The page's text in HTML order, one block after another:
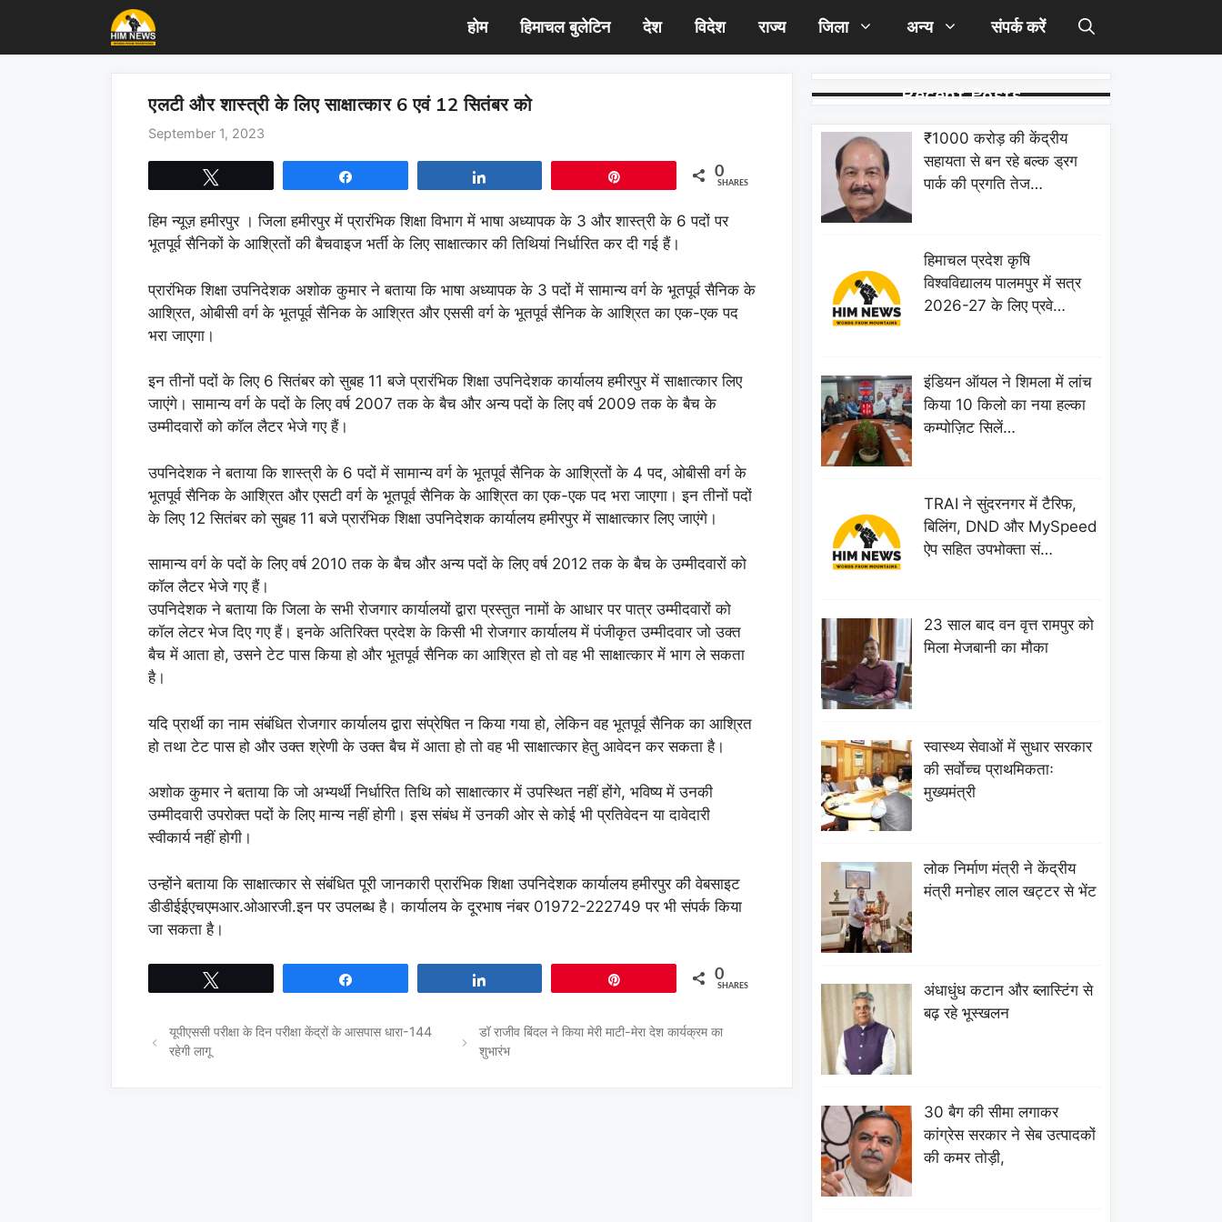
content
होम हिमाचल बुलेटिन देश विदेश राज्य जिला अन्य संपर्क करें
एलटी और शास्त्री के लिए साक्षात्कार 6 एवं 12 सितंबर को
September 1, 2023
0
SHARES
हिम न्यूज़ हमीरपुर । जिला हमीरपुर में प्रारंभिक शिक्षा विभाग में भाषा अध्यापक के 3 और शास्त्री के 6 पदों पर
भूतपूर्व सैनिकों के आश्रितों की बैचवाइज भर्ती के लिए साक्षात्कार की तिथियां निर्धारित कर दी गई हैं।
प्रारंभिक शिक्षा उपनिदेशक अशोक कुमार ने बताया कि भाषा अध्यापक के 3 पदों में सामान्य वर्ग के भूतपूर्व सैनिक के
आश्रित, ओबीसी वर्ग के भूतपूर्व सैनिक के आश्रित और एससी वर्ग के भूतपूर्व सैनिक के आश्रित का एक-एक पद
भरा जाएगा।
इन तीनों पदों के लिए 6 सितंबर को सुबह 11 बजे प्रारंभिक शिक्षा उपनिदेशक कार्यालय हमीरपुर में साक्षात्कार लिए
जाएंगे। सामान्य वर्ग के पदों के लिए वर्ष 2007 तक के बैच और अन्य पदों के लिए वर्ष 2009 तक के बैच के
उम्मीदवारों को कॉल लैटर भेजे गए हैं।
उपनिदेशक ने बताया कि शास्त्री के 6 पदों में सामान्य वर्ग के भूतपूर्व सैनिक के आश्रितों के 4 पद, ओबीसी वर्ग के
भूतपूर्व सैनिक के आश्रित और एसटी वर्ग के भूतपूर्व सैनिक के आश्रित का एक-एक पद भरा जाएगा। इन तीनों पदों
के लिए 12 सितंबर को सुबह 11 बजे प्रारंभिक शिक्षा उपनिदेशक कार्यालय हमीरपुर में साक्षात्कार लिए जाएंगे।
सामान्य वर्ग के पदों के लिए वर्ष 2010 तक के बैच और अन्य पदों के लिए वर्ष 2012 तक के बैच के उम्मीदवारों को
कॉल लैटर भेजे गए हैं।
उपनिदेशक ने बताया कि जिला के सभी रोजगार कार्यालयों द्वारा प्रस्तुत नामों के आधार पर पात्र उम्मीदवारों को
कॉल लेटर भेज दिए गए हैं। इनके अतिरिक्त प्रदेश के किसी भी रोजगार कार्यालय में पंजीकृत उम्मीदवार जो उक्त
बैच में आता हो, उसने टेट पास किया हो और भूतपूर्व सैनिक का आश्रित हो तो वह भी साक्षात्कार में भाग ले सकता
है।
यदि प्रार्थी का नाम संबंधित रोजगार कार्यालय द्वारा संप्रेषित न किया गया हो, लेकिन वह भूतपूर्व सैनिक का आश्रित
हो तथा टेट पास हो और उक्त श्रेणी के उक्त बैच में आता हो तो वह भी साक्षात्कार हेतु आवेदन कर सकता है।
अशोक कुमार ने बताया कि जो अभ्यर्थी निर्धारित तिथि को साक्षात्कार में उपस्थित नहीं होंगे, भविष्य में उनकी
उम्मीदवारी उपरोक्त पदों के लिए मान्य नहीं होगी। इस संबंध में उनकी ओर से कोई भी प्रतिवेदन या दावेदारी
स्वीकार्य नहीं होगी।
उन्होंने बताया कि साक्षात्कार से संबंधित पूरी जानकारी प्रारंभिक शिक्षा उपनिदेशक कार्यालय हमीरपुर की वेबसाइट
डीडीईईएचएमआर.ओआरजी.इन पर उपलब्ध है। कार्यालय के दूरभाष नंबर 01972-222749 पर भी संपर्क किया
जा सकता है।
0
SHARES
यूपीएससी परीक्षा के दिन परीक्षा केंद्रों के आसपास धारा-144
रहेगी लागू
डॉ राजीव बिंदल ने किया मेरी माटी-मेरा देश कार्यक्रम का
शुभारंभ
Recent Posts
₹1000 करोड़ की केंद्रीय
सहायता से बन रहे बल्क ड्रग
पार्क की प्रगति तेज…
हिमाचल प्रदेश कृषि
विश्वविद्यालय पालमपुर में सत्र
2026-27 के लिए प्रवे…
इंडियन ऑयल ने शिमला में लांच
किया 10 किलो का नया हल्का
कम्पोज़िट सिलें…
TRAI ने सुंदरनगर में टैरिफ,
बिलिंग, DND और MySpeed
ऐप सहित उपभोक्ता सं…
23 साल बाद वन वृत्त रामपुर को
मिला मेजबानी का मौका
स्वास्थ्य सेवाओं में सुधार सरकार
की सर्वाेच्च प्राथमिकताः
मुख्यमंत्री
लोक निर्माण मंत्री ने केंद्रीय
मंत्री मनोहर लाल खट्टर से भेंट
अंधाधुंध कटान और ब्लास्टिंग से
बढ़ रहे भूस्खलन
30 बैग की सीमा लगाकर
कांग्रेस सरकार ने सेब उत्पादकों
की कमर तोड़ी,